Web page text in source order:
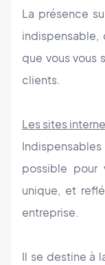
La présence
indispensable,
que vous vous
clients.
Les sites
possible pour
unique, et
entreprise.
Il se destine à